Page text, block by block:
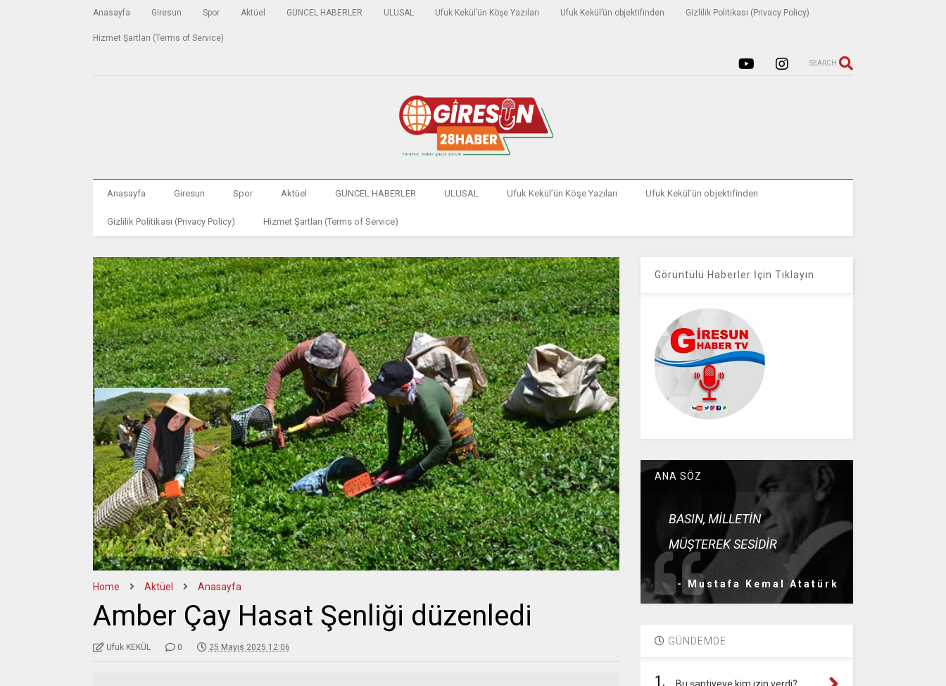
Anasayfa Giresun Spor Aktüel GÜNCEL HABERLER ULUSAL Ufuk Kekül’ün Köşe Yazıları Ufuk Kekül’ün objektifinden Gizlilik Politikası (Privacy Policy)
Hizmet Şartları (Terms of Service)
SEARCH
Anasayfa Giresun Spor Aktüel GÜNCEL HABERLER ULUSAL Ufuk Kekül’ün Köşe Yazıları Ufuk Kekül’ün objektifinden
Gizlilik Politikası (Privacy Policy) Hizmet Şartları (Terms of Service)
Home Aktüel Anasayfa
Amber Çay Hasat Şenliği düzenledi
Ufuk KEKÜL 0 25 Mayıs 2025 12:06
Görüntülü Haberler İçin Tıklayın
ANA SÖZ
BASIN, MİLLETİN
MÜŞTEREK SESİDİR
- Mustafa Kemal Atatürk
GÜNDEMDE
1.